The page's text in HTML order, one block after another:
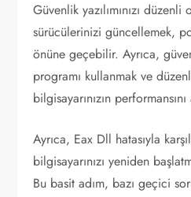
Güvenlik yazılımınızı
sürücülerinizi güncellemek,
önüne geçebilir. Ayrıca,
programı kullanmak ve
bilgisayarınızın
Ayrıca, Eax Dll hatasıyla
bilgisayarınızı yeniden
Bu basit adım, bazı geçici